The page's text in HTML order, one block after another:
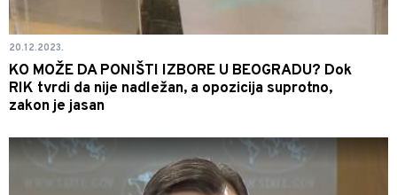
20.12.2023.
KO MOŽE DA PONIŠTI IZBORE U BEOGRADU? Dok
RIK tvrdi da nije nadležan, a opozicija suprotno,
zakon je jasan